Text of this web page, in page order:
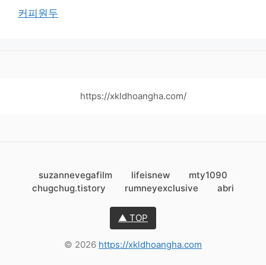
커피원두
https://xkldhoangha.com/
suzannevegafilm lifeisnew
mty1090
chugchug.tistory
rumneyexclusive abri
▲ TOP
© 2026 https://xkldhoangha.com